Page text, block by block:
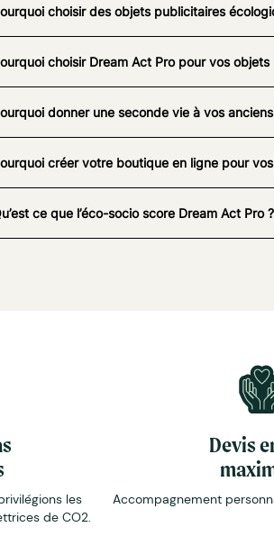
choisir des objets publicitaires
choisir Dream Act Pro pour vos
donner une seconde vie à vos
créer votre boutique en ligne pour
ce que l’éco-socio score Dream Act Pro ?
les
de CO2.
Devis
Accompagnement